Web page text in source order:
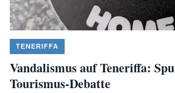
TENERIFFA
Vandalismus auf Teneriffa:
Tourismus-Debatte